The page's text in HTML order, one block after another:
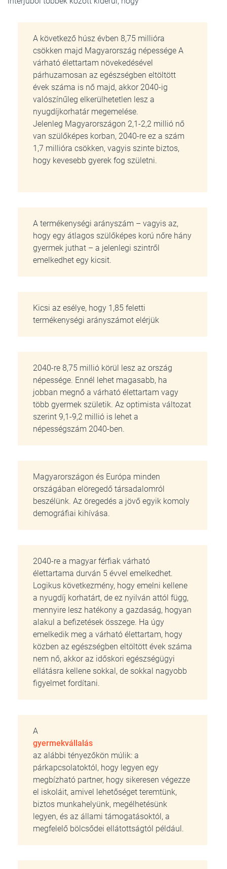
A következő húsz évben 8,75 millióra
csökken majd Magyarország népessége A
várható élettartam növekedésével
párhuzamosan az egészségben eltöltött
évek száma is nő majd, akkor 2040-ig
valószínűleg elkerülhetetlen lesz a
nyugdíjkorhatár megemelése.
Jelenleg Magyarországon 2,1-2,2 millió nő
van szülőképes korban, 2040-re ez a szám
1,7 millióra csökken, vagyis szinte biztos,
hogy kevesebb gyerek fog születni.
A termékenységi arányszám – vagyis az,
hogy egy átlagos szülőképes korú nőre hány
gyermek juthat – a jelenlegi szintről
emelkedhet egy kicsit.
Kicsi az esélye, hogy 1,85 feletti
termékenységi arányszámot elérjük
2040-re 8,75 millió körül lesz az ország
népessége. Ennél lehet magasabb, ha
jobban megnő a várható élettartam vagy
több gyermek születik. Az optimista változat
szerint 9,1-9,2 millió is lehet a
népességszám 2040-ben.
Magyarországon és Európa minden
országában elöregedő társadalomról
beszélünk. Az öregedés a jövő egyik komoly
demográfiai kihívása.
2040-re a magyar férfiak várható
élettartama durván 5 évvel emelkedhet.
Logikus következmény, hogy emelni kellene
a nyugdíj korhatárt, de ez nyilván attól függ,
mennyire lesz hatékony a gazdaság, hogyan
alakul a befizetések összege. Ha úgy
emelkedik meg a várható élettartam, hogy
közben az egészségben eltöltött évek száma
nem nő, akkor az időskori egészségügyi
ellátásra kellene sokkal, de sokkal nagyobb
figyelmet fordítani.
A
gyermekvállalás
az alábbi tényezőkön múlik: a
párkapcsolatoktól, hogy legyen egy
megbízható partner, hogy sikeresen végezze
el iskoláit, amivel lehetőséget teremtünk,
biztos munkahelyünk, megélhetésünk
legyen, és az állami támogatásoktól, a
megfelelő bölcsődei ellátottságtól például.